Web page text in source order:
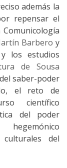
además la
repensar el
Barbero y
los estudios
de Sousa
saber-poder
el reto de
científico
del poder
del